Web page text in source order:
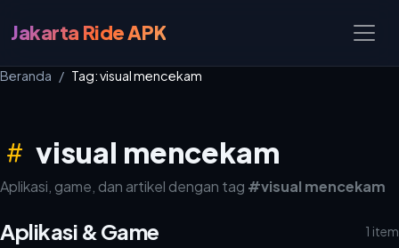
Jakarta Ride APK
Beranda Tag: visual mencekam
visual mencekam
Aplikasi, game, dan artikel dengan tag #visual mencekam
Aplikasi & Game 1 item